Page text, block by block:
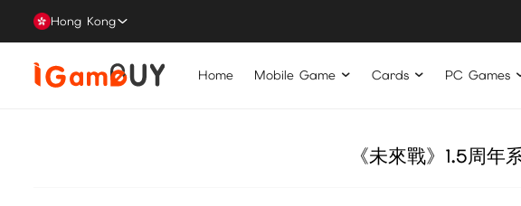
Hong Kong
Home Mobile Game Cards PC Games
《未來戰》1.5周